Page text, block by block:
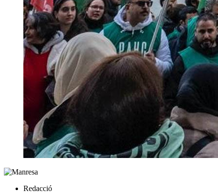
Redacció